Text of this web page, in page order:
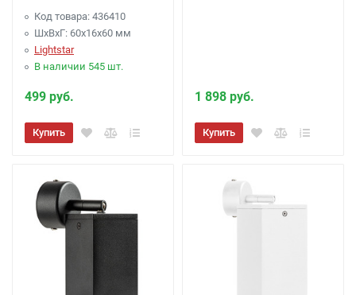
Код товара: 436410
ШхВхГ: 60x16x60 мм
Lightstar
В наличии 545 шт.
499 руб.
Купить
1 898 руб.
Купить